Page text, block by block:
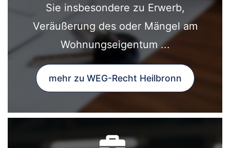
Sie insbesondere zu Erwerb,
Veräußerung des oder Mängel am
Wohnungseigentum ...
mehr zu WEG-Recht Heilbronn